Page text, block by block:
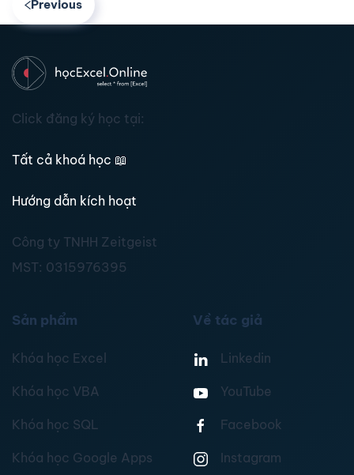
Previous
Click đăng ký học tại:
Tất cả khoá học 📖
Hướng dẫn kích hoạt
Công ty TNHH Zeitgeist
MST: 0315976395
Sản phẩm
Khóa học Excel
Khóa học VBA
Khóa học SQL
Khóa học Google Apps
Về tác giả
Linkedin
YouTube
Facebook
Instagram